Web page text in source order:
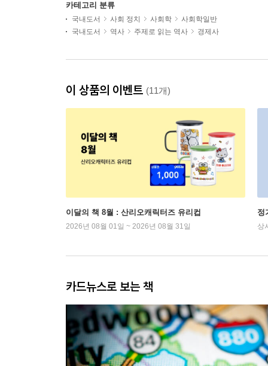
카테고리 분류
국내도서 사회 정치 사회학
사회학일반
국내도서
역사 주제로 읽는 역사 경제사
이 상품의 이벤트 (11개)
이달의 책 8월 : 산리오캐릭터즈 유리컵
2026년 08월 01일 ~ 2026년 08월 31일
정
상
카드뉴스로 보는 책